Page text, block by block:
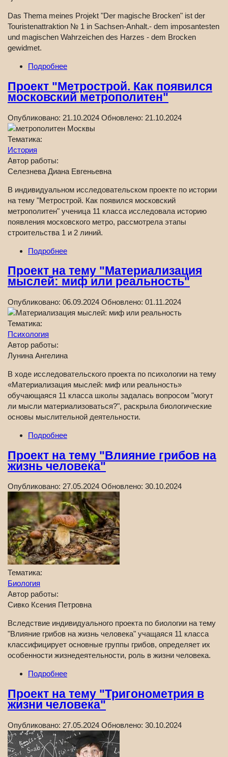
Das Thema meines Projekt "Der magische Brocken" ist der
Touristenattraktion № 1 in Sachsen-Anhalt.- dem imposantesten
und magischen Wahrzeichen des Harzes - dem Brocken
gewidmet.
Подробнее
Проект "Метрострой. Как появился
московский метрополитен"
Опубликовано: 21.10.2024 Обновлено: 21.10.2024
Тематика:
История
Автор работы:
Селезнева Диана Евгеньевна
В индивидуальном исследовательском проекте по истории
на тему "Метрострой. Как появился московский
метрополитен" ученица 11 класса исследовала историю
появления московского метро, рассмотрела этапы
строительства 1 и 2 линий.
Подробнее
Проект на тему "Материализация
мыслей: миф или реальность"
Опубликовано: 06.09.2024 Обновлено: 01.11.2024
Тематика:
Психология
Автор работы:
Лунина Ангелина
В ходе исследовательского проекта по психологии на тему
«Материализация мыслей: миф или реальность»
обучающаяся 11 класса школы задалась вопросом "могут
ли мысли материализоваться?", раскрыла биологические
основы мыслительной деятельности.
Подробнее
Проект на тему "Влияние грибов на
жизнь человека"
Опубликовано: 27.05.2024 Обновлено: 30.10.2024
Тематика:
Биология
Автор работы:
Сивко Ксения Петровна
Вследствие индивидуального проекта по биологии на тему
"Влияние грибов на жизнь человека" учащаяся 11 класса
классифицирует основные группы грибов, определяет их
особенности жизнедеятельности, роль в жизни человека.
Подробнее
Проект на тему "Тригонометрия в
жизни человека"
Опубликовано: 27.05.2024 Обновлено: 30.10.2024